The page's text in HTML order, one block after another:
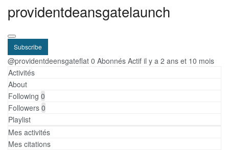
providentdeansgatelaunch
Subscribe
@providentdeensgateflat 0 Abonnés Actif il y a 2 ans et 10 mois
Activités
About
Following 0
Followers 0
Playlist
Mes activités
Mes citations